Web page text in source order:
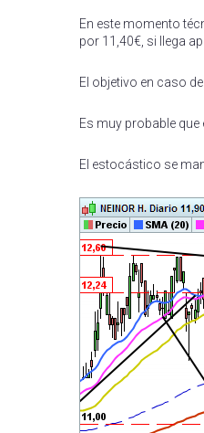
En este momento
por 11,40€, si llega
El objetivo en caso
Es muy probable
El estocástico se